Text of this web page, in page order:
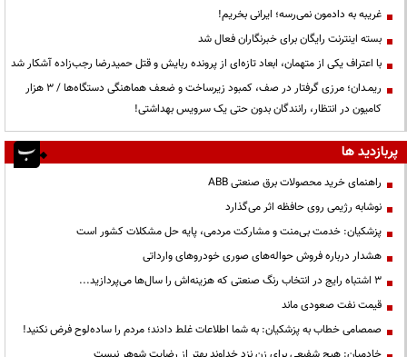
غریبه به دادمون نمی‌رسه؛ ایرانی بخریم!
بسته اینترنت رایگان برای خبرنگاران فعال شد
با اعتراف یکی از متهمان، ابعاد تازه‌ای از پرونده ربایش و قتل حمیدرضا رجب‌زاده آشکار شد
ریمـدان؛ مرزی گرفتار در صف، کمبود زیرساخت و ضعف هماهنگی دستگاه‌ها / ۳ هزار
کامیون در انتظار، رانندگان بدون حتی یک سرویس بهداشتی!
پربازدید ها
راهنمای خرید محصولات برق صنعتی ABB
نوشابه رژیمی روی حافظه اثر می‌گذارد
پزشکیان: خدمت بی‌منت و مشارکت مردمی، پایه حل مشکلات کشور است
هشدار درباره فروش حواله‌های صوری خودروهای وارداتی
3 اشتباه رایج در انتخاب رنگ صنعتی که هزینه‌اش را سال‌ها می‌پردازید...
قیمت نفت صعودی ماند
صمصامی خطاب به پزشکیان: به شما اطلاعات غلط دادند؛ مردم را ساده‌لوح فرض نکنید!